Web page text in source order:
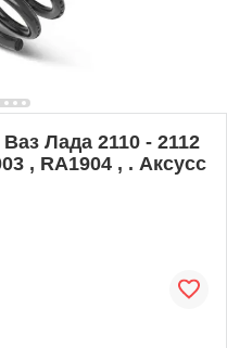
Лада 2110 - 2112
, RA1904 , . Аксусс